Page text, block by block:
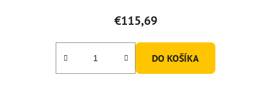
produktu
je
5,0
€115,69
DO KOŠÍKA